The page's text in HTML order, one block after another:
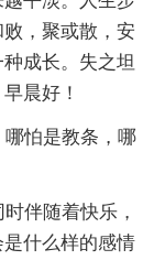
，聚或散，安
成长。失之坦
晨好！
怕是教条，哪
伴随着快乐，
什么样的感情